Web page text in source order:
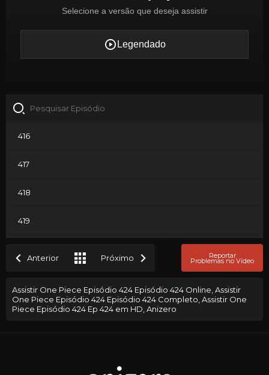
416
417
418
419
422
Anterior Próximo Reportar
Problemas no Vídeo
Assistir One Piece Episódio 424 Episódio 424 Online, Assistir
One Piece Episódio 424 Episódio 424 Completo, Assistir One
Piece Episódio 424 Ep 424 em HD, Anizero